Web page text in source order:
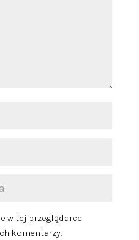
w tej przeglądarce
komentarzy.